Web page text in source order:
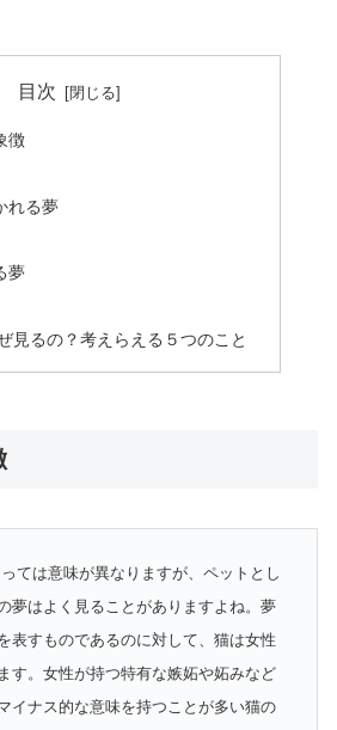
目次
徴
れる夢
夢
見るの？考えらえる５つのこと
ては意味が異なりますが、ペットとし
夢はよく見ることがありますよね。夢
表すものであるのに対して、猫は女性
す。女性が持つ特有な嫉妬や妬みなど
イナス的な意味を持つことが多い猫の